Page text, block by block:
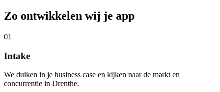
Zo ontwikkelen wij je app
01
Intake
We duiken in je business case en kijken naar de markt en
concurrentie in Drenthe.